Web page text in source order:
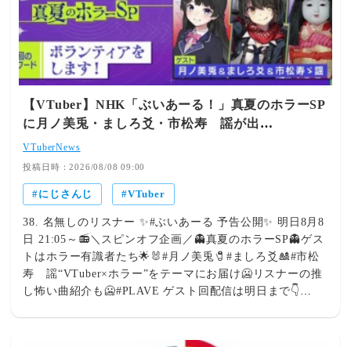
ポストのレポーター様の記載に誤りがございました。正し
くは、レポーター： #八木美佐子となります。訂正してお
詫び申し上げます。 午後8:33 · 2026年8月6日
2026/08/06(木) 18:15:40.94 ID:aBtQba70
【VTuber】NHK「ぶいあーる！」真夏のホラーSP
に月ノ美兎・ましろ爻・市松寿ゞ謡が出
演！“VTuber×ホラー”を語る【8/8(土)21:05】
VTuberNews
投稿日時：2026/08/08 09:00
にじさんじ VTuber
38. 名無しのリスナー ✨#ぶいあーる 予告公開✨ 明日8月8
日 21:05～📻＼スピンオフ企画／👻真夏のホラーSP👻ゲス
トはホラー有識者たち🌟🐰#月ノ美兎🧷#ましろ爻🎎#市松
寿ゞ謡“VTuber×ホラー”をテーマにお届け🥶リスナーの推
し怖い曲紹介も🥶#PLAVE ゲスト回配信は明日まで👇